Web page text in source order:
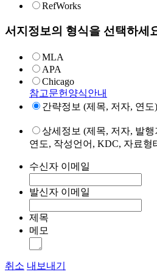
RefWorks
서지정보의 형식을 선택하세
MLA
APA
Chicago
참고문헌양식안내
간략정보 (제목, 저자, 연도)
상세정보 (제목, 저자, 발
연도, 작성언어, KDC, 자료형
수신자 이메일
발신자 이메일
제목
메모
취소 내보내기